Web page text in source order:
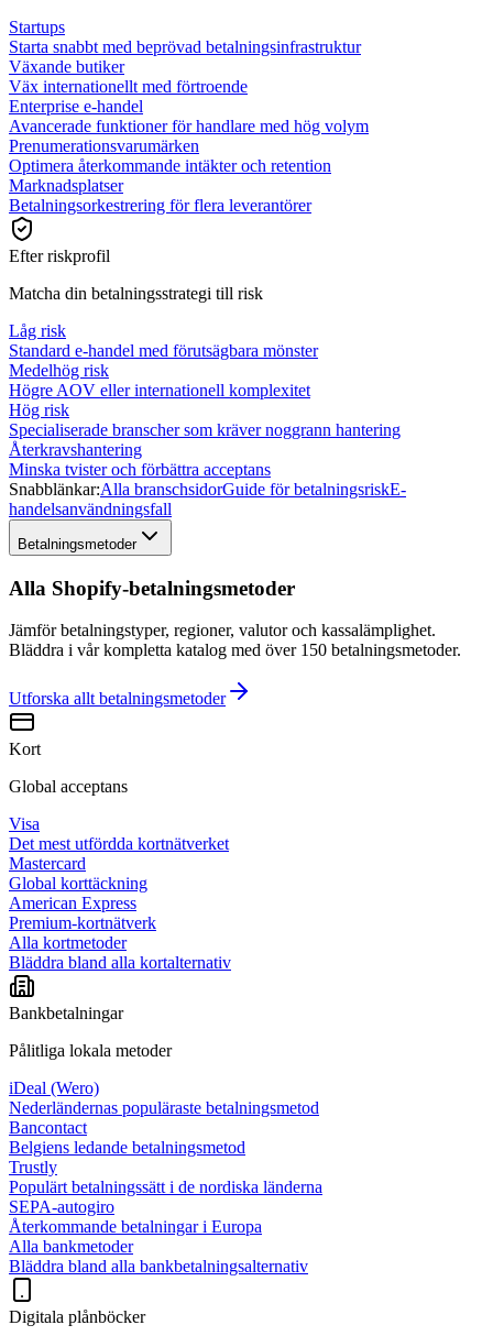
Startups
Starta snabbt med beprövad betalningsinfrastruktur
Växande butiker
Väx internationellt med förtroende
Enterprise e-handel
Avancerade funktioner för handlare med hög volym
Prenumerationsvarumärken
Optimera återkommande intäkter och retention
Marknadsplatser
Betalningsorkestrering för flera leverantörer
Efter riskprofil
Matcha din betalningsstrategi till risk
Låg risk
Standard e-handel med förutsägbara mönster
Medelhög risk
Högre AOV eller internationell komplexitet
Hög risk
Specialiserade branscher som kräver noggrann hantering
Återkravshantering
Minska tvister och förbättra acceptans
Snabblänkar:Alla branschsidorGuide för betalningsriskE-
handelsanvändningsfall
Betalningsmetoder
Alla Shopify-betalningsmetoder
Jämför betalningstyper, regioner, valutor och kassalämplighet.
Bläddra i vår kompletta katalog med över 150 betalningsmetoder.
Utforska allt betalningsmetoder
Kort
Global acceptans
Visa
Det mest utfördda kortnätverket
Mastercard
Global korttäckning
American Express
Premium-kortnätverk
Alla kortmetoder
Bläddra bland alla kortalternativ
Bankbetalningar
Pålitliga lokala metoder
iDeal (Wero)
Nederländernas populäraste betalningsmetod
Bancontact
Belgiens ledande betalningsmetod
Trustly
Populärt betalningssätt i de nordiska länderna
SEPA-autogiro
Återkommande betalningar i Europa
Alla bankmetoder
Bläddra bland alla bankbetalningsalternativ
Digitala plånböcker